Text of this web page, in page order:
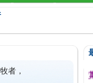
者，
乳癌患者,提醒您定期